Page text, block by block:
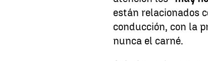
están relacionados
conducción, con la
nunca el carné.